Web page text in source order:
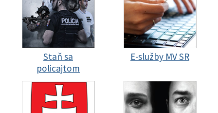
Staň sa
policajtom
E-služby MV SR